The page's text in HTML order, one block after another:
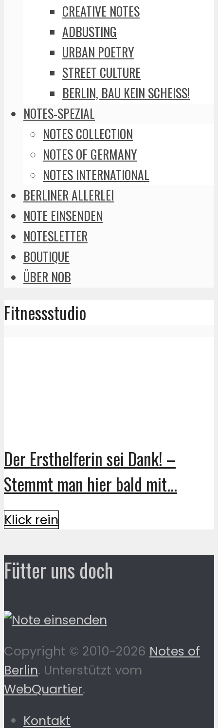
CREATIVE NOTES
ADBUSTING
URBAN POETRY
STREET CULTURE
BERLIN, BAU KEIN SCHEISS!
NOTES-SPEZIAL
NOTES COLLECTION
NOTES OF GERMANY
NOTES INTERNATIONAL
BERLINER ALLERLEI
NOTE EINSENDEN
NOTESLETTER
BOUTIQUE
ÜBER NOB
Fitnessstudio
Der Ersthelferin sei Dank! –
Stemmt man hier bald mit...
Klick rein
Fütter uns doch
Copyright © 2010-2026 Notes of
Berlin. Unterstützt vom
WebQuartier.
Kontakt